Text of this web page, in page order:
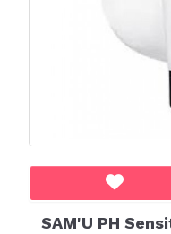
SAM'U PH